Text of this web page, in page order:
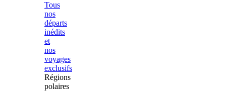
Tous
nos
départs
inédits
et
nos
voyages
exclusifs
Régions
polaires